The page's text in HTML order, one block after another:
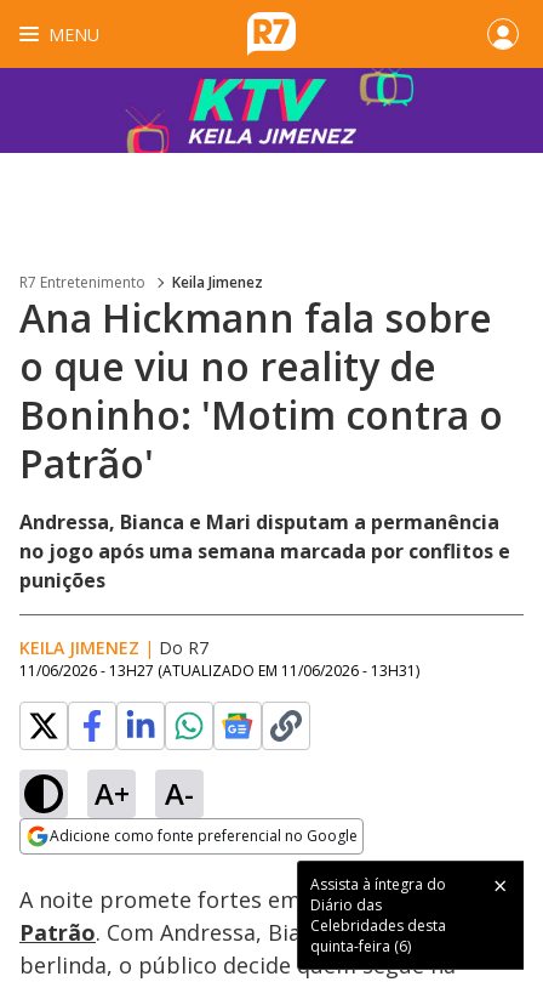
MENU
R7 Entretenimento Keila Jimenez
Ana Hickmann fala sobre
o que viu no reality de
Boninho: 'Motim contra o
Patrão'
Andressa, Bianca e Mari disputam a permanência
no jogo após uma semana marcada por conflitos e
punições
KEILA JIMENEZ | Do R7
11/06/2026 - 13H27 (ATUALIZADO EM 11/06/2026 - 13H31)
A+ A-
Adicione como fonte preferencial no Google
Assista à íntegra do
Diário das
Celebridades desta
quinta-feira (6)
Ativar
Loaded
57.48%
A noite promete fortes emoções naCasa do
Patrão. Com Andressa, Bianca e Mari na
berlinda, o público decide quem segue na